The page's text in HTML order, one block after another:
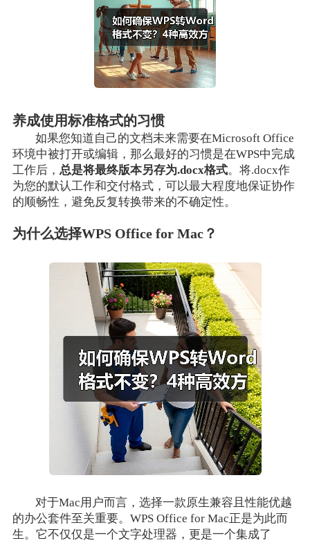
养成使用标准格式的习惯
如果您知道自己的文档未来需要在Microsoft Office
环境中被打开或编辑，那么最好的习惯是在WPS中完成
工作后， 总是将最终版本另存为.docx格式。将.docx作
为您的默认工作和交付格式，可以最大程度地保证协作
的顺畅性，避免反复转换带来的不确定性。
为什么选择WPS Office for Mac？
对于Mac用户而言，选择一款原生兼容且性能优越
的办公套件至关重要。WPS Office for Mac正是为此而
生。它不仅仅是一个文字处理器，更是一个集成了